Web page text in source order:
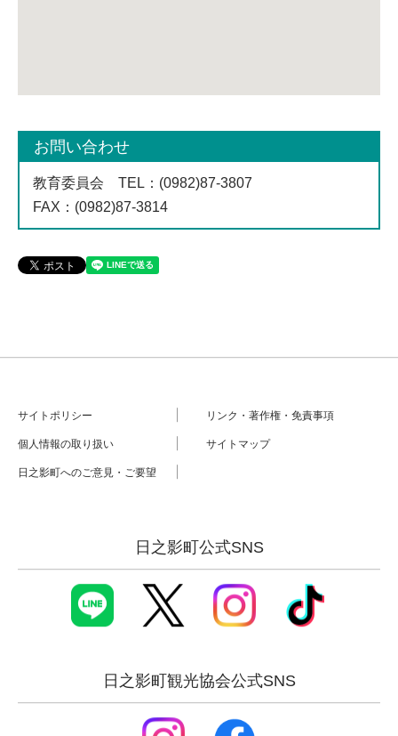
お問い合わせ
教育委員会 TEL ：(0982)87-3807
FAX ：(0982)87-3814
サイトポリシー リンク・著作権・免責事項
個人情報の取り扱い サイトマップ
日之影町へのご意見・ご要望
日之影町公式SNS
日之影町観光協会公式SNS